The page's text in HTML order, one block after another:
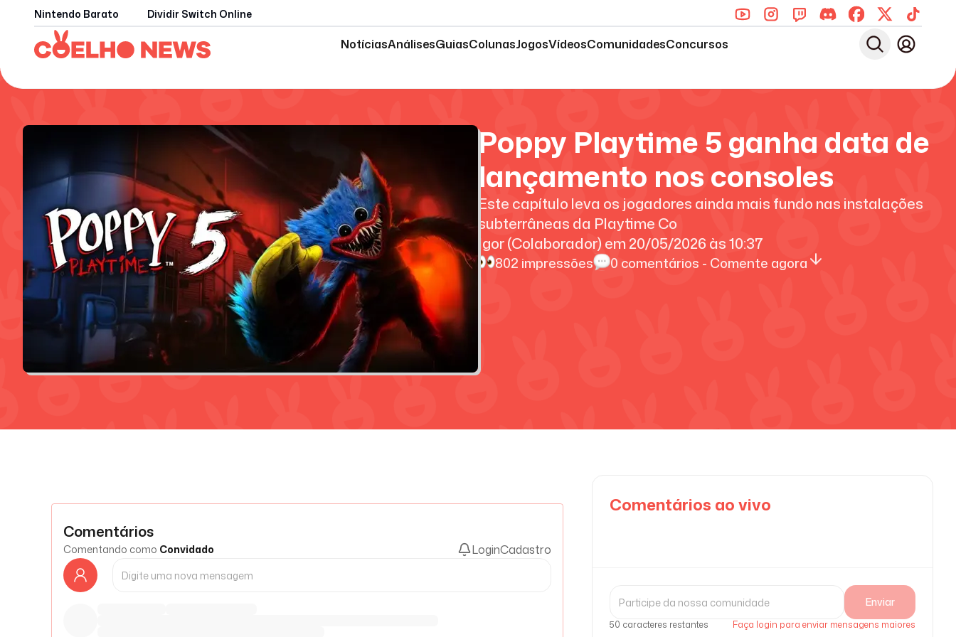
Nintendo Barato Dividir Switch Online
NotíciasAnálisesGuiasColunasJogosVídeosComunidadesConcursos
Poppy Playtime 5 ganha data de
lançamento nos consoles
Este capítulo leva os jogadores ainda mais fundo nas instalações
subterrâneas da Playtime Co
Igor (Colaborador) em 20/05/2026 às10:37
802 impressões 0 comentários - Comente agora
Comentários
Comentando como Convidado LoginCadastro
Comentários ao vivo
Enviar
50 caracteres restantes Faça login para enviar mensagens maiores